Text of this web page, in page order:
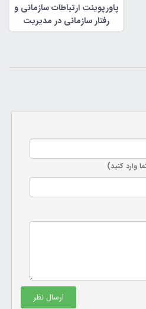
پاورپوینت ارتباطات سازمانی و
رفتار سازمانی در مدیریت
سازمانی
وارد کنید)
ارسال نظر